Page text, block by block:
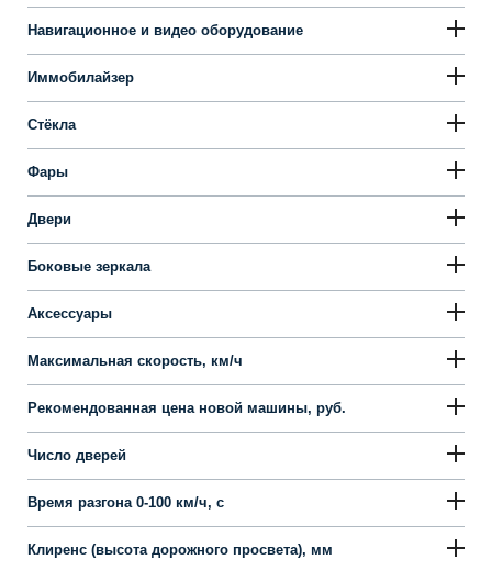
Навигационное и видео оборудование
Иммобилайзер
Стёкла
Фары
Двери
Боковые зеркала
Аксессуары
Максимальная скорость, км/ч
Рекомендованная цена новой машины, руб.
Число дверей
Время разгона 0-100 км/ч, с
Клиренс (высота дорожного просвета), мм